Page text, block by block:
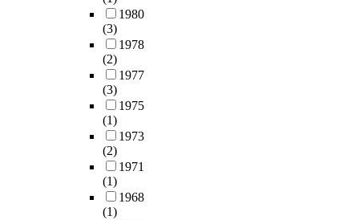
1980
(3)
1978
(2)
1977
(3)
1975
(1)
1973
(2)
1971
(1)
1968
(1)